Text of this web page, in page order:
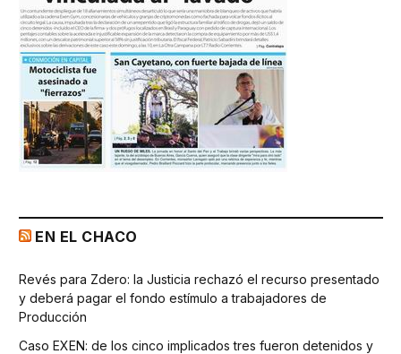
EN EL CHACO
Revés para Zdero: la Justicia rechazó el recurso presentado
y deberá pagar el fondo estímulo a trabajadores de
Producción
Caso EXEN: de los cinco implicados tres fueron detenidos y